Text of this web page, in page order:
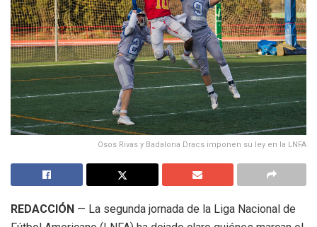
Osos Rivas y Badalona Dracs imponen su ley en la LNFA
REDACCIÓN — La segunda jornada de la Liga Nacional de